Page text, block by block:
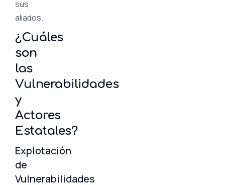
sus
aliados.
¿Cuáles
son
las
Vulnerabilidades
y
Actores
Estatales?
Explotación
de
Vulnerabilidades